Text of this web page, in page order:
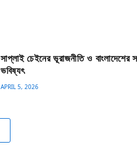
সাপ্লাই চেইনের ভূরাজনীতি ও বাংলাদেশের
ভবিষ্যৎ
APRIL 5, 2026